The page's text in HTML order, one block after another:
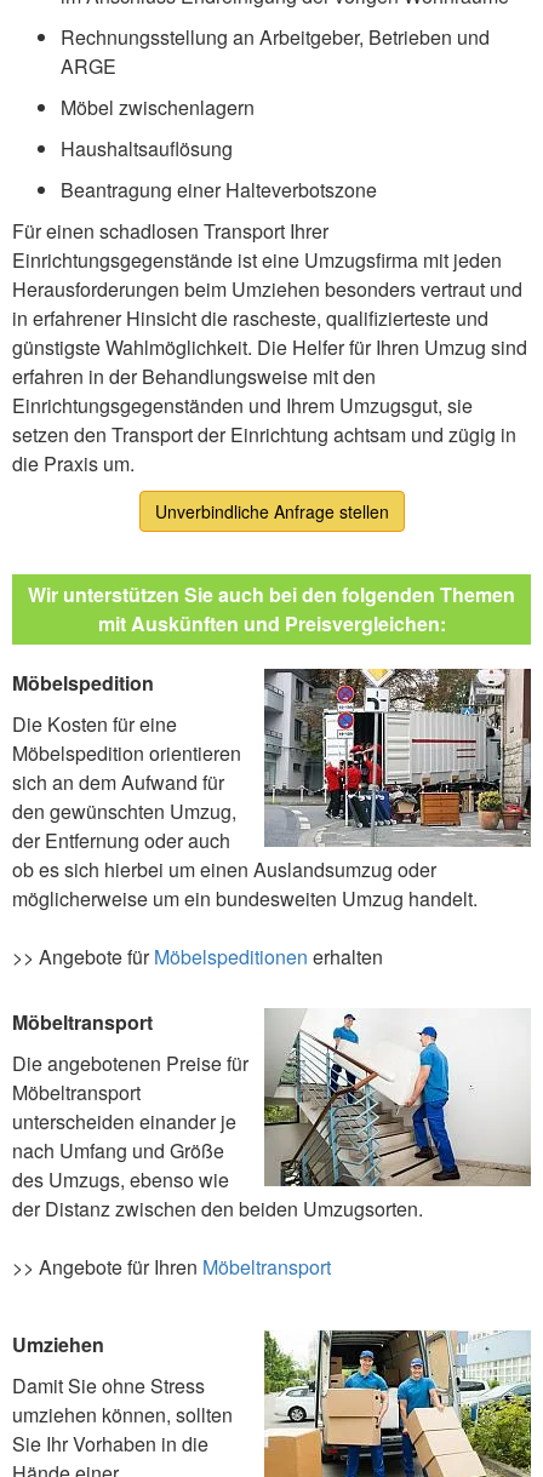
Rechnungsstellung an Arbeitgeber, Betrieben und
ARGE
Möbel zwischenlagern
Haushaltsauflösung
Beantragung einer Halteverbotszone
Für einen schadlosen Transport Ihrer
Einrichtungsgegenstände ist eine Umzugsfirma mit jeden
Herausforderungen beim Umziehen besonders vertraut und
in erfahrener Hinsicht die rascheste, qualifizierteste und
günstigste Wahlmöglichkeit. Die Helfer für Ihren Umzug sind
erfahren in der Behandlungsweise mit den
Einrichtungsgegenständen und Ihrem Umzugsgut, sie
setzen den Transport der Einrichtung achtsam und zügig in
die Praxis um.
Unverbindliche Anfrage stellen
Wir unterstützen Sie auch bei den folgenden Themen
mit Auskünften und Preisvergleichen:
Möbelspedition
Die Kosten für eine
Möbelspedition orientieren
sich an dem Aufwand für
den gewünschten Umzug,
der Entfernung oder auch
ob es sich hierbei um einen Auslandsumzug oder
möglicherweise um ein bundesweiten Umzug handelt.
>> Angebote fürMöbelspeditionen erhalten
Möbeltransport
Die angebotenen Preise für
Möbeltransport
unterscheiden einander je
nach Umfang und Größe
des Umzugs, ebenso wie
der Distanz zwischen den beiden Umzugsorten.
>> Angebote für Ihren Möbeltransport
Umziehen
Damit Sie ohne Stress
umziehen können, sollten
Sie Ihr Vorhaben in die